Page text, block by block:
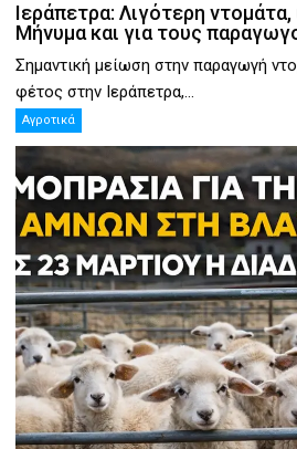
Ιεράπετρα: Λιγότερη
Μήνυμα και για τους
Σημαντική μείωση στην παραγωγή
φέτος στην Ιεράπετρα,...
Αγροτικά